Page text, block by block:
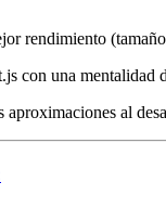
rendimiento
con una mentalidad
aproximaciones al